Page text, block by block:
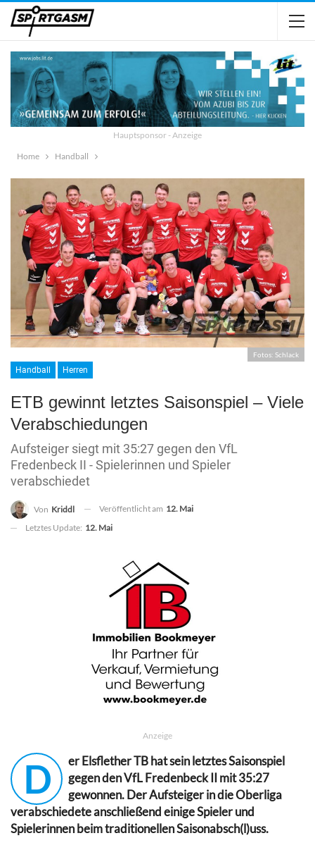
Hauptsponsor - Anzeige
Home
Handball
Fotos: Schlack
Handball Herren
ETB gewinnt letztes Saisonspiel – Viele
Verabschiedungen
Aufsteiger siegt mit 35:27 gegen den VfL
Fredenbeck II - Spielerinnen und Spieler
verabschiedet
Von Kriddl Veröffentlicht am 12. Mai
Letztes Update: 12. Mai
Anzeige
D
er Elsflether TB hat sein letztes Saisonspiel
gegen den VfL Fredenbeck II mit 35:27
gewonnen. Der Aufsteiger in die Oberliga
verabschiedete anschließend einige Spieler und
Spielerinnen beim traditionellen Saisonabsch(l)uss.